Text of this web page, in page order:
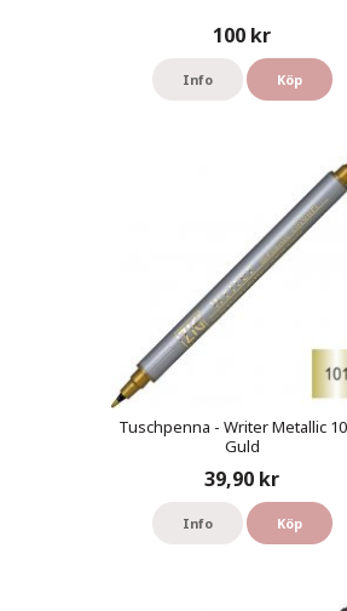
100 kr
Info Köp
Tuschpenna - Writer Metallic
Guld
39,90 kr
Info Köp